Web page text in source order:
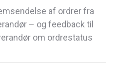
af ordrer fra
– og feedback til
om ordrestatus